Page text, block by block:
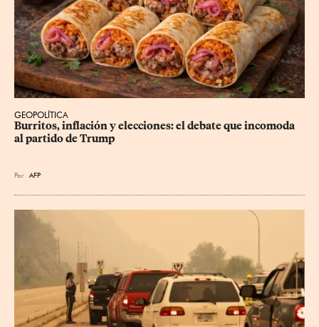
GEOPOLÍTICA
Burritos, inflación y elecciones: el debate que incomoda
al partido de Trump
Por AFP